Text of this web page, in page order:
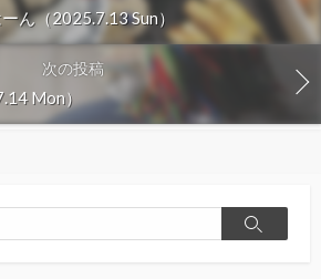
ん（2025.7.13 Sun）
次の投稿
Mon）
検